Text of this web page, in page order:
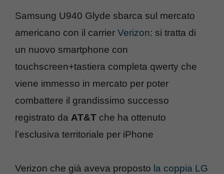
Samsung U940 Glyde sbarca sul mercato
americano con il carrier Verizon: si tratta di
un nuovo smartphone con
touchscreen+tastiera completa qwerty che
viene immesso in mercato per poter
combattere il grandissimo successo
registrato da AT&T che ha ottenuto
l’esclusiva territoriale per iPhone
Verizon che già aveva proposto la coppia LG